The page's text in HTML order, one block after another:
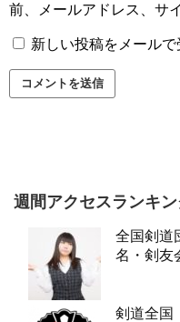
前、メールアドレス、サ
新しい投稿をメールで
週間アクセスランキ
全国剣道
名・剣友
剣道全国